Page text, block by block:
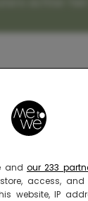
and our 233
access, and
website, IP